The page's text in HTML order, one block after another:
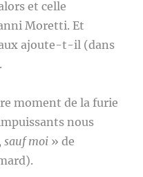
et celle
Moretti. Et
ajoute-t-il (dans
moment de la furie
nous
sauf moi » de